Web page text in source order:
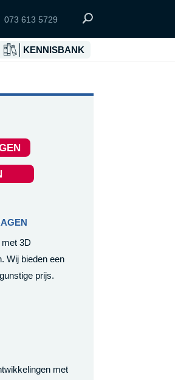
073 613 5729
KENNISBANK
3D
Wij bieden een
prijs.
met